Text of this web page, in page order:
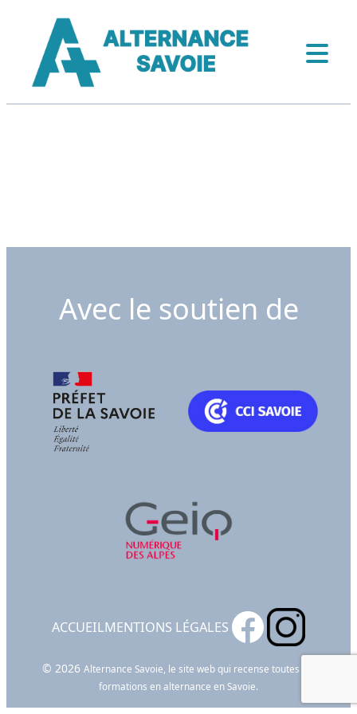
Avec le soutien de
ACCUEILMENTIONS LÉGALES
© 2026 Alternance Savoie, le site web qui recense toutes les
formations en alternance en Savoie.